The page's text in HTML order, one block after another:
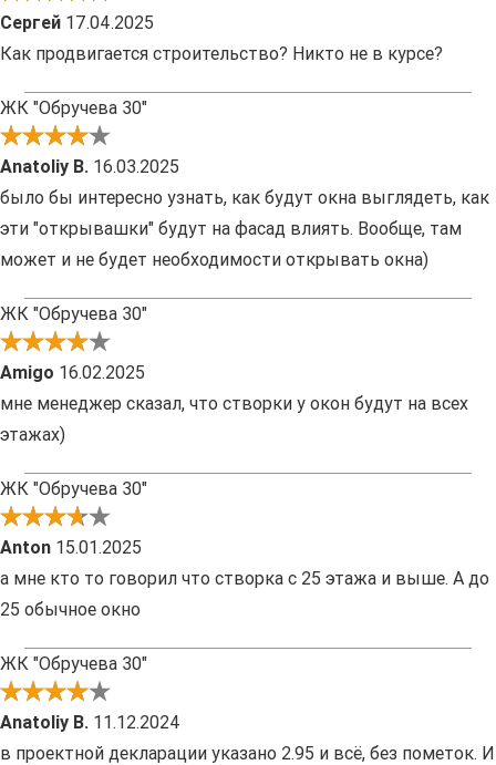
Сергей 17.04.2025
Как продвигается строительство? Никто не в курсе?
ЖК "Обручева 30"
Anatoliy B. 16.03.2025
было бы интересно узнать, как будут окна выглядеть, как
эти "открывашки" будут на фасад влиять. Вообще, там
может и не будет необходимости открывать окна)
ЖК "Обручева 30"
Amigo 16.02.2025
мне менеджер сказал, что створки у окон будут на всех
этажах)
ЖК "Обручева 30"
Anton 15.01.2025
а мне кто то говорил что створка с 25 этажа и выше. А до
25 обычное окно
ЖК "Обручева 30"
Anatoliy В. 11.12.2024
в проектной декларации указано 2.95 и всё, без пометок. И